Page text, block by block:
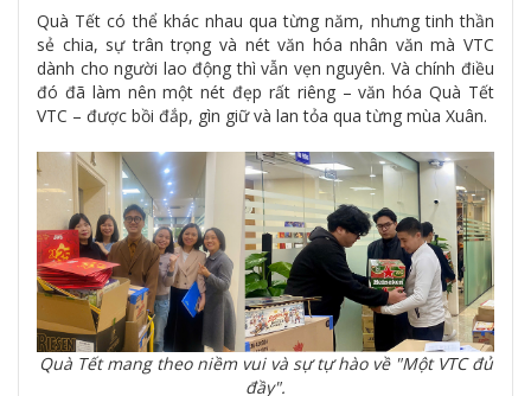
Quà Tết có thể khác nhau qua từng năm, nhưng tinh thần
sẻ chia, sự trân trọng và nét văn hóa nhân văn mà VTC
dành cho người lao động thì vẫn vẹn nguyên. Và chính điều
đó đã làm nên một nét đẹp rất riêng – văn hóa Quà Tết
VTC – được bồi đắp, gìn giữ và lan tỏa qua từng mùa Xuân.
Quà Tết mang theo niềm vui và sự tự hào về "Một VTC đủ
đầy".